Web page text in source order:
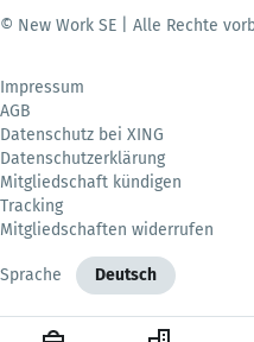
© New Work SE | Alle Rechte
Impressum
AGB
Datenschutz bei XING
Datenschutzerklärung
Mitgliedschaft kündigen
Tracking
Mitgliedschaften widerrufen
Sprache Deutsch